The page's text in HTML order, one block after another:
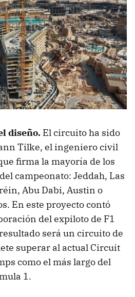
diseño. El circuito ha sido
Tilke, el ingeniero civil
firma la mayoría de los
campeonato: Jeddah, Las
Abu Dabi, Austin o
En este proyecto contó
del expiloto de F1
será un circuito de
superar al actual Circuit
como el más largo del
1.